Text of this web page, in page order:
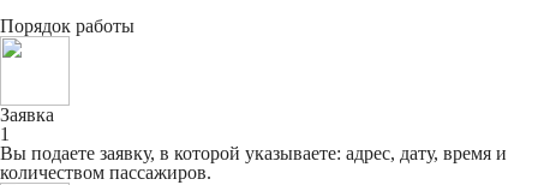
Порядок работы
Заявка
1
Вы подаете заявку, в которой указываете: адрес, дату, время и
количеством пассажиров.